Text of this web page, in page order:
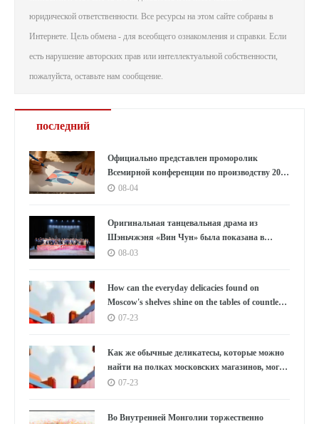
юридической ответственности. Все ресурсы на этом сайте собраны в
Интернете. Цель обмена - для всеобщего ознакомления и справки. Если
есть нарушение авторских прав или интеллектуальной собственности,
пожалуйста, оставьте нам сообщение.
последний
Официально представлен проморолик
Всемирной конференции по производству 2026
года: Аньхой направляет миру «приглашение
08-04
Оригинальная танцевальная драма из
Шэньчжэня «Вин Чун» была показана в
Южной Корее под бурные овации, используя
08-03
How can the everyday delicacies found on
Moscow's shelves shine on the tables of countless
households in the East?
07-23
Как же обычные деликатесы, которые можно
найти на полках московских магазинов, могут
украсить столы бесчисленных семей на
07-23
Во Внутренней Монголии торжественно